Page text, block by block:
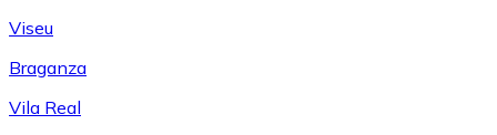
Viseu
Braganza
Vila Real